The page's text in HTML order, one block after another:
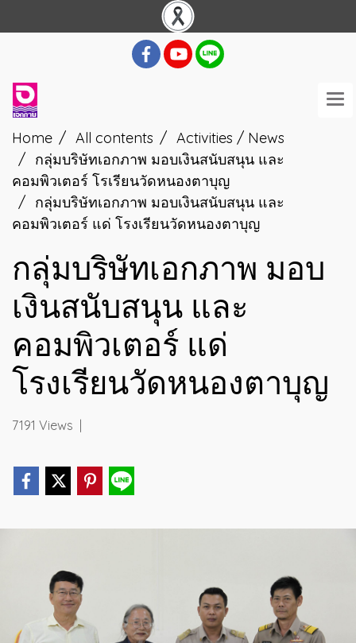
Home All contents
Activities / News
กลุ่มบริษัทเอกภาพ มอบเงินสนับสนุน และ
คอมพิวเตอร์ โรเรียนวัดหนองตาบุญ
กลุ่มบริษัทเอกภาพ มอบเงินสนับสนุน และ
คอมพิวเตอร์ แด่ โรงเรียนวัดหนองตาบุญ
กลุ่มบริษัทเอกภาพ มอบ
เงินสนับสนุน และ
คอมพิวเตอร์ แด่
โรงเรียนวัดหนองตาบุญ
7191 Views